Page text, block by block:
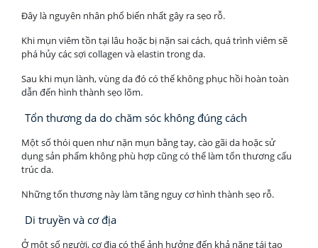
Đây là nguyên nhân phổ biến nhất gây ra sẹo rỗ.
Khi mụn viêm tồn tại lâu hoặc bị nặn sai cách, quá trình viêm sẽ
phá hủy các sợi collagen và elastin trong da.
Sau khi mụn lành, vùng da đó có thể không phục hồi hoàn toàn
dẫn đến hình thành sẹo lõm.
Tổn thương da do chăm sóc không đúng cách
Một số thói quen như nặn mụn bằng tay, cào gãi da hoặc sử
dụng sản phẩm không phù hợp cũng có thể làm tổn thương cấu
trúc da.
Những tổn thương này làm tăng nguy cơ hình thành sẹo rỗ.
Di truyền và cơ địa
Ở một số người, cơ địa có thể ảnh hưởng đến khả năng tái tạo